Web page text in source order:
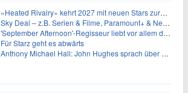
«Heated Rivalry» kehrt 2027 mit neuen Stars zurück
Sky Deal – z.B. Serien & Filme, Paramount+ & Netflix für 19,99€/Monat
'September Afternoon'-Regisseur liebt vor allem die 'Banalität' in seinen Filmen
Für Starz geht es abwärts
Anthony Michael Hall: John Hughes sprach über eine Fortsetzung von 'The Breakfast Club'